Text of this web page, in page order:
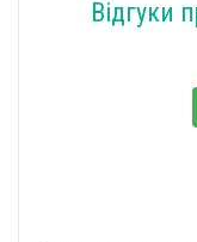
Відгуки